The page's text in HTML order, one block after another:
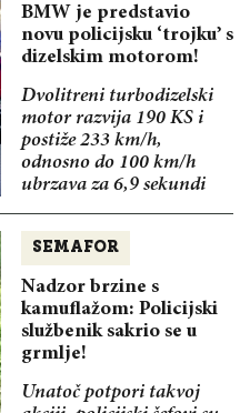
BMW je predstavio
novu policijsku ‘trojku’ s
dizelskim motorom!
Dvolitreni turbodizelski
motor razvija 190 KS i
postiže 233 km/h,
odnosno do 100 km/h
ubrzava za 6,9 sekundi
SEMAFOR
Nadzor brzine s
kamuflažom: Policijski
službenik sakrio se u
grmlje!
Unatoč potpori takvoj